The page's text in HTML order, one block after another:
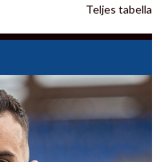
Teljes tabella